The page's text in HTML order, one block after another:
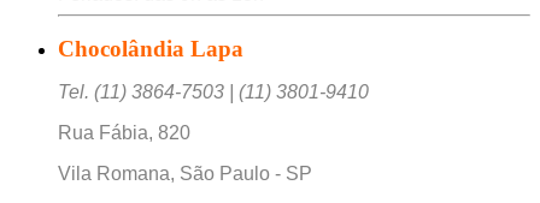
Chocolândia Lapa
Tel. (11) 3864-7503 | (11) 3801-9410
Rua Fábia, 820
Vila Romana, São Paulo - SP